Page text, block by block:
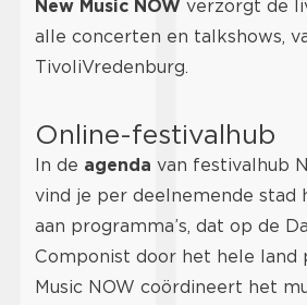
New Music NOW verzorgt de
alle concerten en talkshows,
TivoliVredenburg.
Online-festivalhub
In de agenda van festivalhub
vind je per deelnemende stad
aan programma’s, dat op de
Componist door het hele land
Music NOW coördineert het